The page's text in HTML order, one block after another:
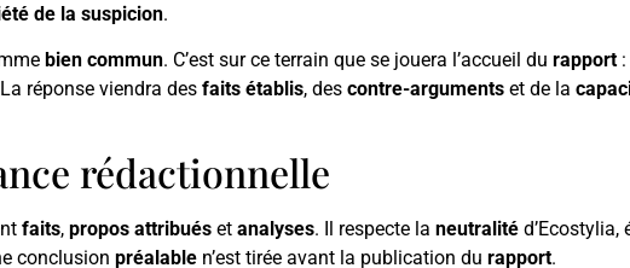
de la suspicion.
bien commun. C’est sur ce terrain que se jouera l’accueil du rapport
réponse viendra des faits établis, des contre-arguments et de la
rédactionnelle
faits, propos attribués et analyses. Il respecte la neutralité d’Ecostylia,
conclusion préalable n’est tirée avant la publication du rapport.